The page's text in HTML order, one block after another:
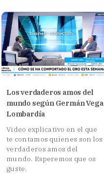
Los verdaderos amos del
mundo según Germán Vega
Lombardía
Video explicativo en el que
te contamos quienes son los
verdaderos amos del
mundo. Esperemos que os
guste.